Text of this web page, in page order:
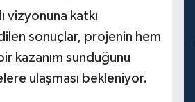
vizyonuna katkı
sonuçlar, projenin hem
kazanım sunduğunu
ulaşması bekleniyor.